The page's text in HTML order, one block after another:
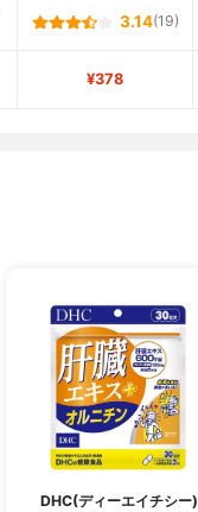
3.14(19)
¥378
DHC(ディーエイチシー)